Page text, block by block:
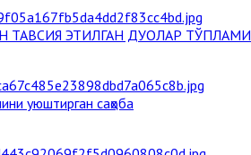
ТАВСИЯ ЭТИЛГАН ДУОЛАР ТЎПЛАМИ
уюштирган саҳоба